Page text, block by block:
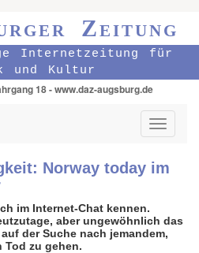
Zeitung
Internetzeitung für
und Kultur
18 - www.daz-augsburg.de
Toggle
Norway today im
im Internet-Chat kennen.
aber ungewöhnlich das
der Suche nach jemandem,
zu gehen.